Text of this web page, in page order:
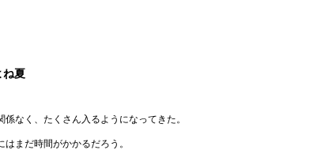
ね夏
なく、たくさん入るようになってきた。
まだ時間がかかるだろう。